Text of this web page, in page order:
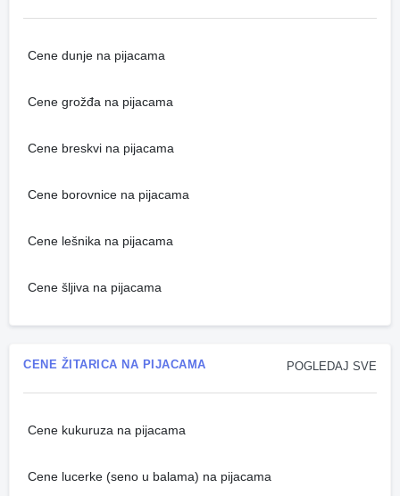
Cene dunje na pijacama
Cene grožđa na pijacama
Cene breskvi na pijacama
Cene borovnice na pijacama
Cene lešnika na pijacama
Cene šljiva na pijacama
POGLEDAJ SVE
CENE ŽITARICA NA PIJACAMA
Cene kukuruza na pijacama
Cene lucerke (seno u balama) na pijacama